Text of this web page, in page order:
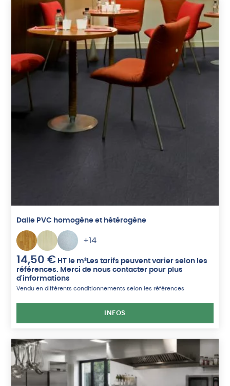
Dalle PVC homogène et hétérogène
+14
14,50€ HT le m²Les tarifs peuvent varier selon les
références. Merci de nous contacter pour plus
d'informations
Vendu en différents conditionnements selon les références
INFOS